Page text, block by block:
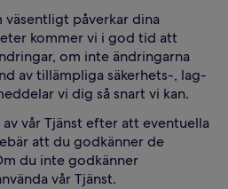
påverkar dina
kommer vi i god tid att
om inte ändringarna
av tillämpliga säkerhets-, lag-
vi dig så snart vi kan.
vår Tjänst efter att eventuella
att du godkänner de
du inte godkänner
vår Tjänst.